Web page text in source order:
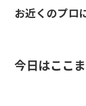
お近くのプロ
今日はここ